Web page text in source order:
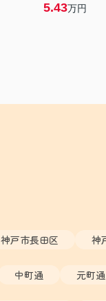
5.43万円
神戸市長田区 神
中町通 元町通